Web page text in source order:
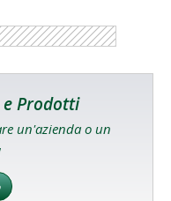
e Prodotti
un'azienda o un